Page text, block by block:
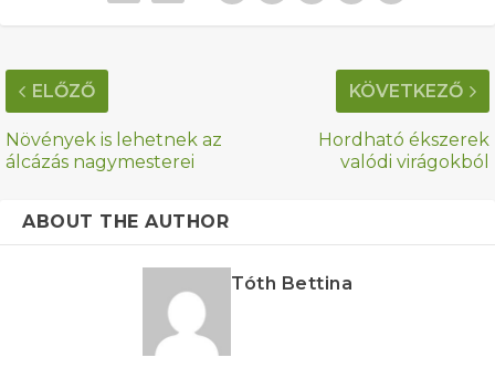
ELŐZŐ
Növények is lehetnek az
álcázás nagymesterei
KÖVETKEZŐ
Hordható ékszerek
valódi virágokból
ABOUT THE AUTHOR
Tóth Bettina